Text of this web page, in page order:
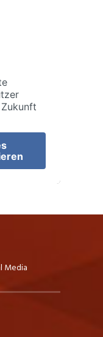
Media